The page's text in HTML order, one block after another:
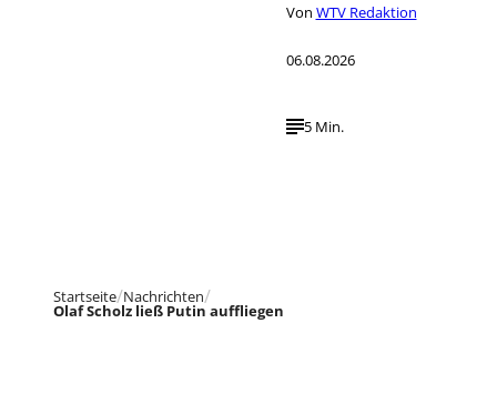
Von WTV Redaktion
06.08.2026
5 Min.
Startseite Nachrichten
Olaf Scholz ließ Putin auffliegen